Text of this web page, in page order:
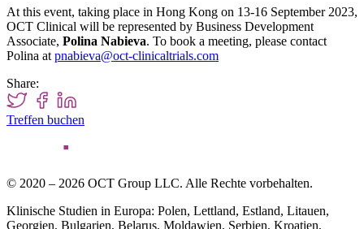
At this event, taking place in Hong Kong on 13-16 September 2023,
OCT Clinical will be represented by Business Development
Associate, Polina Nabieva. To book a meeting, please contact
Polina at pnabieva@oct-clinicaltrials.com
Share:
Treffen buchen
© 2020 – 2026 OCT Group LLC. Alle Rechte vorbehalten.
Klinische Studien in Europa: Polen, Lettland, Estland, Litauen,
Georgien, Bulgarien, Belarus, Moldawien, Serbien, Kroatien,